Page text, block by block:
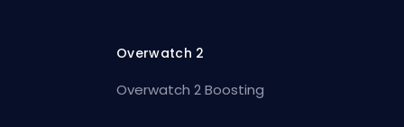
Overwatch 2
Overwatch 2 Boosting